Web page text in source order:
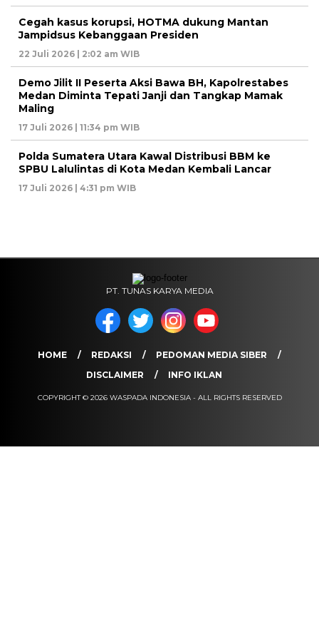
Cegah kasus korupsi, HOTMA dukung Mantan
Jampidsus Kebanggaan Presiden
22 Juli 2026 | 2:02 am WIB
Demo Jilit II Peserta Aksi Bawa BH, Kapolrestabes
Medan Diminta Tepati Janji dan Tangkap Mamak
Maling
17 Juli 2026 | 11:34 pm WIB
Polda Sumatera Utara Kawal Distribusi BBM ke
SPBU Lalulintas di Kota Medan Kembali Lancar
17 Juli 2026 | 4:31 pm WIB
PT. TUNAS KARYA MEDIA
HOME REDAKSI
PEDOMAN MEDIA SIBER
DISCLAIMER
INFO IKLAN
COPYRIGHT © 2026 WASPADA INDONESIA - ALL RIGHTS RESERVED